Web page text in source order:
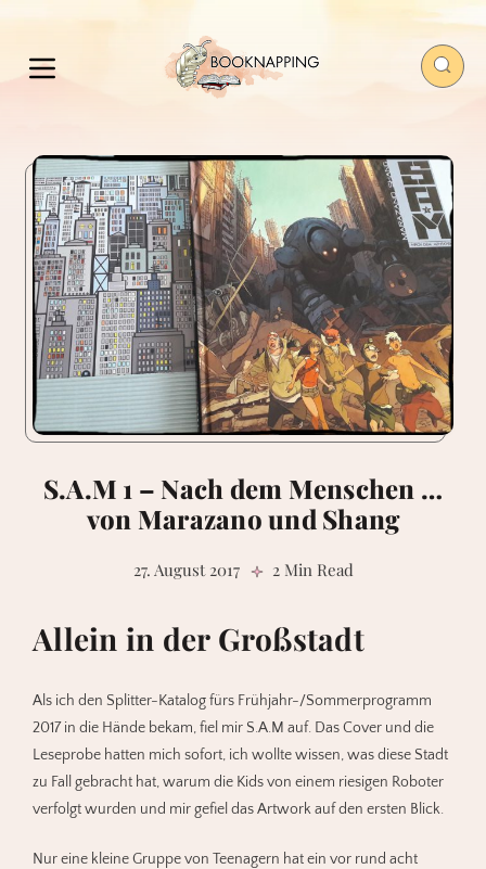
S.A.M 1 – Nach dem Menschen …
von Marazano und Shang
27. August 2017 2 Min Read
Allein in der Großstadt
Als ich den Splitter-Katalog fürs Frühjahr-/Sommerprogramm
2017 in die Hände bekam, fiel mir S.A.M auf. Das Cover und die
Leseprobe hatten mich sofort, ich wollte wissen, was diese Stadt
zu Fall gebracht hat, warum die Kids von einem riesigen Roboter
verfolgt wurden und mir gefiel das Artwork auf den ersten Blick.
Nur eine kleine Gruppe von Teenagern hat ein vor rund acht